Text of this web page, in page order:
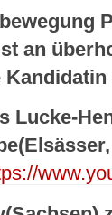
an
Lucke-